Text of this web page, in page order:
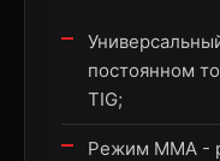
постоянном
TIG;
Режим MMA -